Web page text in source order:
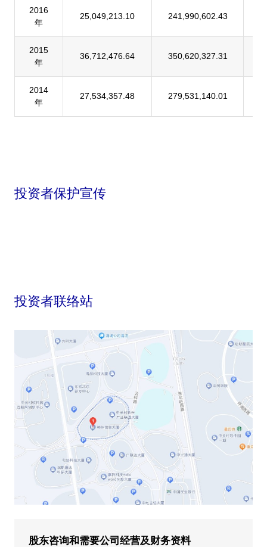
2016
年
25,049,213.10 241,990,602.43
2015
年
36,712,476.64 350,620,327.31
2014
年
27,534,357.48 279,531,140.01
投资者保护宣传
投资者联络站
股东咨询和需要公司经营及财务资料